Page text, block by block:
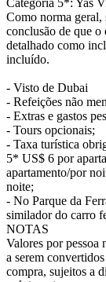
Categoria 5*: Yas
Como norma geral,
conclusão de que o
detalhado como
incluído.
- Visto de Dubai
- Refeições não
- Extras e gastos
- Tours opcionais;
- Taxa turística
5* US$ 6 por
apartamento/por
noite;
- No Parque da
similador do carro
NOTAS
Valores por pessoa
a serem
compra, sujeitos a